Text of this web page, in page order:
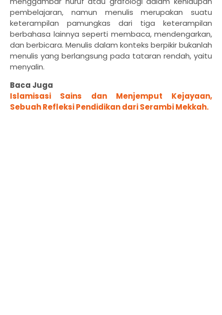
pembelajaran, namun menulis merupakan suatu
keterampilan pamungkas dari tiga keterampilan
berbahasa lainnya seperti membaca, mendengarkan,
dan berbicara. Menulis dalam konteks berpikir bukanlah
menulis yang berlangsung pada tataran rendah, yaitu
menyalin.
Baca Juga
Islamisasi Sains dan Menjemput Kejayaan,
Sebuah Refleksi Pendidikan dari Serambi Mekkah.